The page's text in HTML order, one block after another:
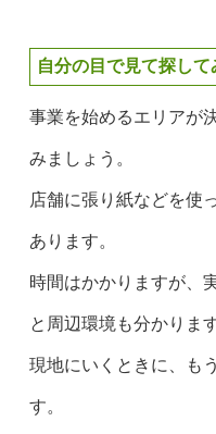
自分の目で見て探して
事業を始めるエリアが
みましょう。
店舗に張り紙などを使
あります。
時間はかかりますが、
と周辺環境も分かりま
現地にいくときに、も
す。